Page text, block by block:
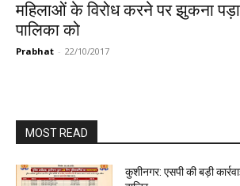
महिलाओं के विरोध करने पर झुकना पड़ा
पालिका को
Prabhat - 22/10/2017
MOST READ
कुशीनगर: एसपी की बड़ी